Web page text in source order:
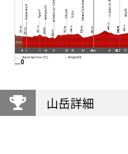
山岳詳細